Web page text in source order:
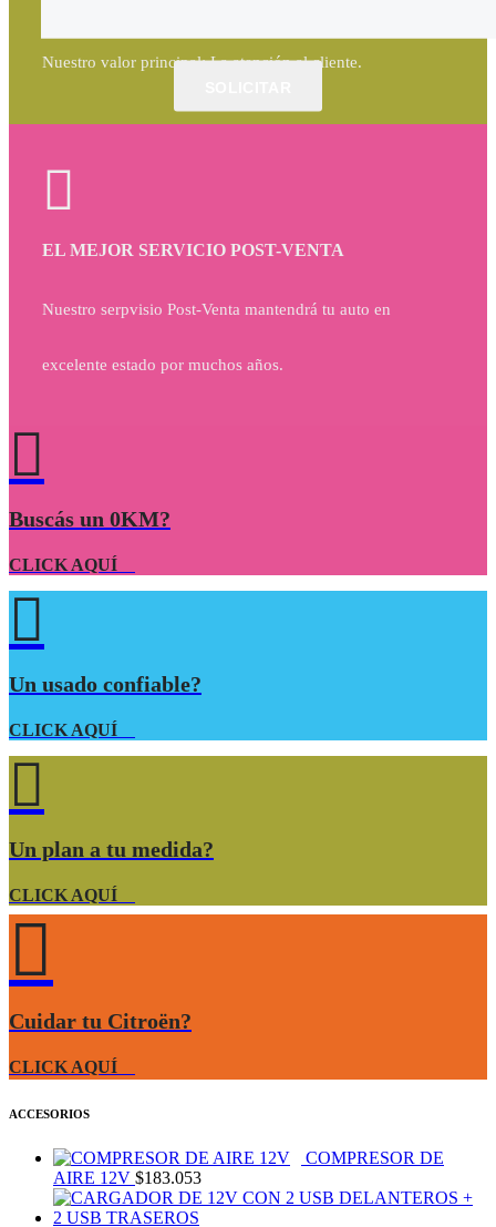
Nuestro valor principal: La atención al cliente.
EL MEJOR SERVICIO POST-VENTA
Nuestro serpvisio Post-Venta mantendrá tu auto en
excelente estado por muchos años.
Buscás un 0KM?
CLICK AQUÍ
Un usado confiable?
CLICK AQUÍ
Un plan a tu medida?
CLICK AQUÍ
Cuidar tu Citroën?
CLICK AQUÍ
ACCESORIOS
COMPRESOR DE
AIRE 12V $183.053